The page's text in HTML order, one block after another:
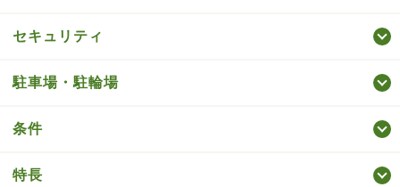
セキュリティ
駐車場・駐輪場
条件
特長